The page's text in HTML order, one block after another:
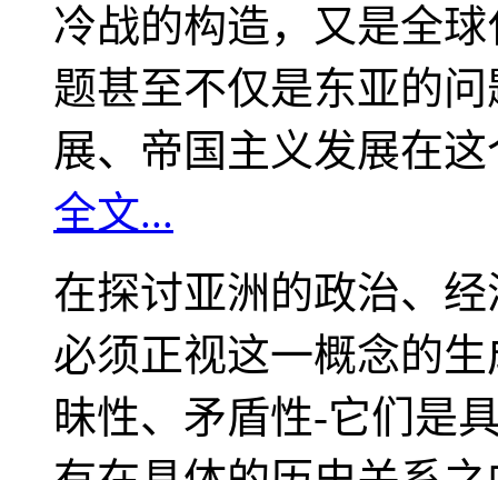
冷战的构造，又是全
题甚至不仅是东亚的
展、帝国主义发展在
全文...
在探讨亚洲的政治、
必须正视这一概念的
昧性、矛盾性-它们是